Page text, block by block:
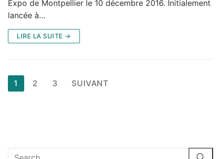
Expo de Montpellier le 10 décembre 2016. Initialement
lancée à…
LIRE LA SUITE →
Pagination
des
1 2 3 SUIVANT
Rechercher